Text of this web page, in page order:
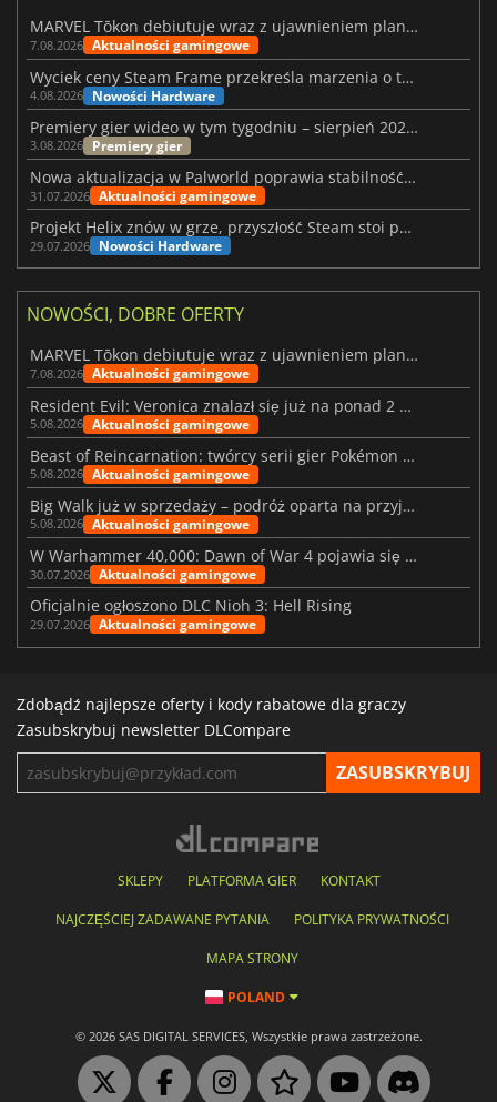
MARVEL Tōkon debiutuje wraz z ujawnieniem planu rozwoju na pierwszy rok
7.08.2026 Aktualności gamingowe
Wyciek ceny Steam Frame przekreśla marzenia o tanim zestawie VR
4.08.2026 Nowości Hardware
Premiery gier wideo w tym tygodniu – sierpień 2026 r. (32. tydzień)
3.08.2026 Premiery gier
Nowa aktualizacja w Palworld poprawia stabilność Sunreach i walk z bossami
31.07.2026 Aktualności gamingowe
Projekt Helix znów w grze, przyszłość Steam stoi pod znakiem zapytania
29.07.2026 Nowości Hardware
NOWOŚCI, DOBRE OFERTY
MARVEL Tōkon debiutuje wraz z ujawnieniem planu rozwoju na pierwszy rok
7.08.2026 Aktualności gamingowe
Resident Evil: Veronica znalazł się już na ponad 2 milionach list życzeń
5.08.2026 Aktualności gamingowe
Beast of Reincarnation: twórcy serii gier Pokémon wkraczają na nową ścieżkę
5.08.2026 Aktualności gamingowe
Big Walk już w sprzedaży – podróż oparta na przyjaźni
5.08.2026 Aktualności gamingowe
W Warhammer 40,000: Dawn of War 4 pojawia się frakcja Nekronów
30.07.2026 Aktualności gamingowe
Oficjalnie ogłoszono DLC Nioh 3: Hell Rising
29.07.2026 Aktualności gamingowe
Zdobądź najlepsze oferty i kody rabatowe dla graczy
Zasubskrybuj newsletter DLCompare
SKLEPY PLATFORMA GIER KONTAKT
NAJCZĘŚCIEJ ZADAWANE PYTANIA POLITYKA PRYWATNOŚCI
MAPA STRONY
POLAND
© 2026 SAS DIGITAL SERVICES, Wszystkie prawa zastrzeżone.